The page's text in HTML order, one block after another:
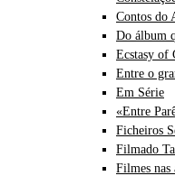
Contos do
Do álbum
Ecstasy of
Entre o
Em Série
«Entre
Ficheiros
Filmado
Filmes nas